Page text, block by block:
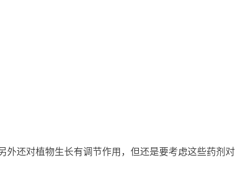
外还对植物生长有调节作用，但还是要考虑这些药剂对